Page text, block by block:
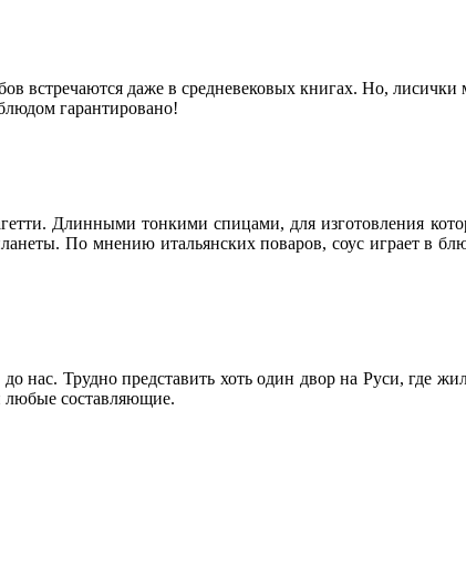
встречаются даже в средневековых книгах. Но,
гарантировано!
Длинными тонкими спицами, для изготовления
По мнению итальянских поваров, соус играет в
нас. Трудно представить хоть один двор на Руси, где
любые составляющие.